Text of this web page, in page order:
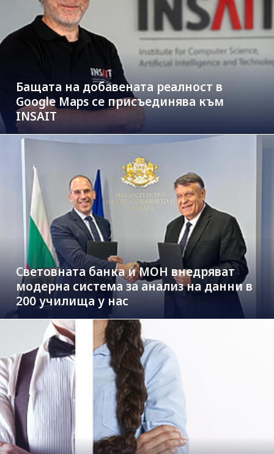
Бащата на добавената реалност в
Google Maps се присъединява към
INSAIT
Световната банка и МОН внедряват
модерна система за анализ на данни в
200 училища у нас